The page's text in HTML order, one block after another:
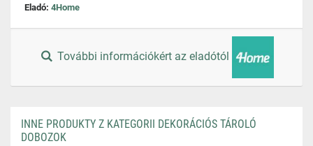
Eladó: 4Home
További információkért az eladótól
INNE PRODUKTY Z KATEGORII DEKORÁCIÓS TÁROLÓ
DOBOZOK